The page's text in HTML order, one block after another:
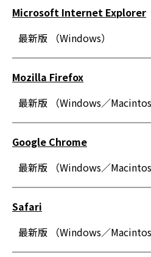
Microsoft Internet Explorer
最新版 （Windows）
Mozilla Firefox
最新版 （Windows／
Google Chrome
最新版 （Windows／
Safari
最新版 （Windows／